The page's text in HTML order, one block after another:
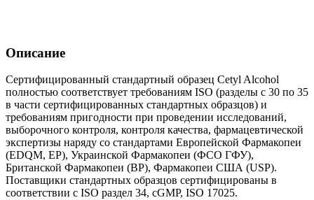
Описание
Сертифицированный стандартный образец Cetyl Alcohol
полностью соответствует требованиям ISO (разделы с 30 по 35
в части сертифицированных стандартных образцов) и
требованиям пригодности при проведении исследований,
выборочного контроля, контроля качества, фармацевтической
экспертизы наряду со стандартами Европейской Фармакопеи
(EDQM, EP), Украинской Фармакопеи (ФСО ГФУ),
Британской Фармакопеи (BP), Фармакопеи США (USP).
Поставщики стандартных образцов сертифицированы в
соответствии с ISO раздел 34, cGMP, ISO 17025.